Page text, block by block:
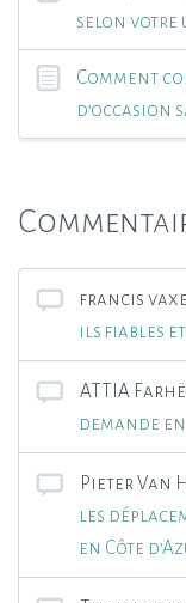
selon votre
Comment
d’occasion
francis
ils fiables
ATTIA
demande
Pieter Van
les
en Côte